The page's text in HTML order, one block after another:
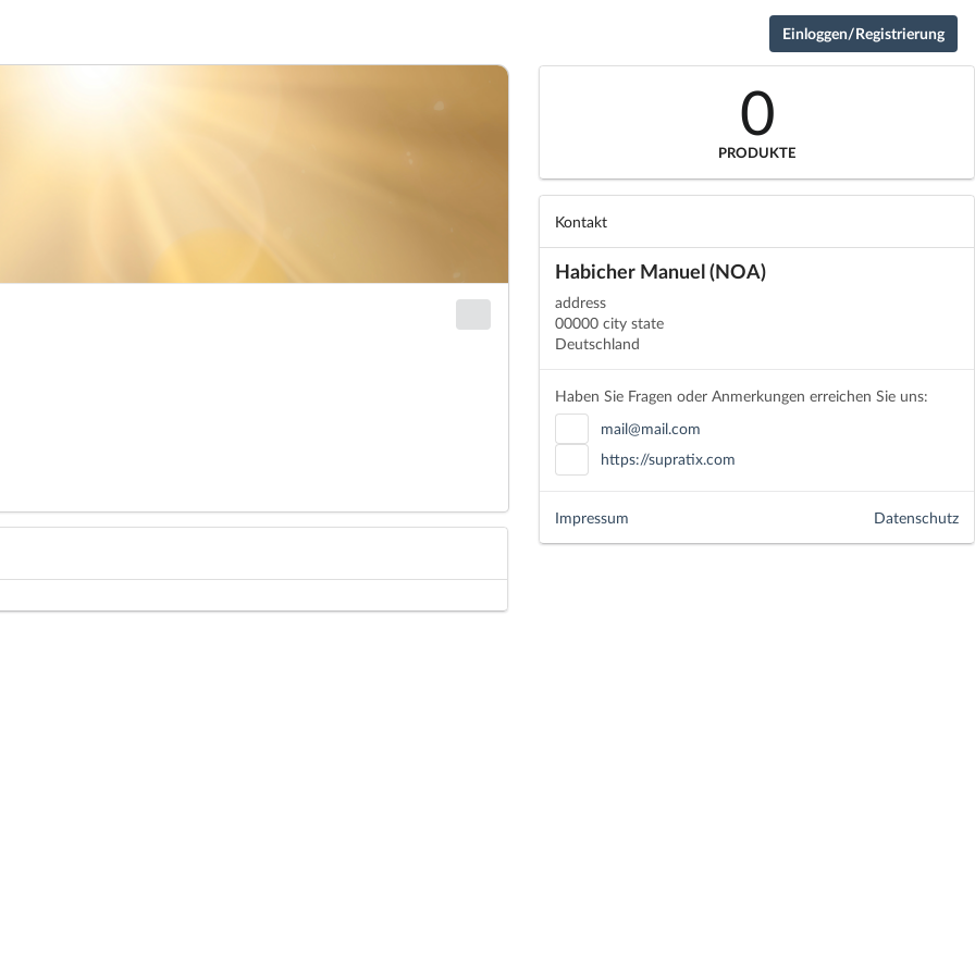
Einloggen/Registrierung
0
PRODUKTE
Kontakt
Habicher Manuel (NOA)
address
00000 city state
Deutschland
Haben Sie Fragen oder Anmerkungen erreichen Sie uns:
mail@mail.com
https://supratix.com
Datenschutz
Impressum